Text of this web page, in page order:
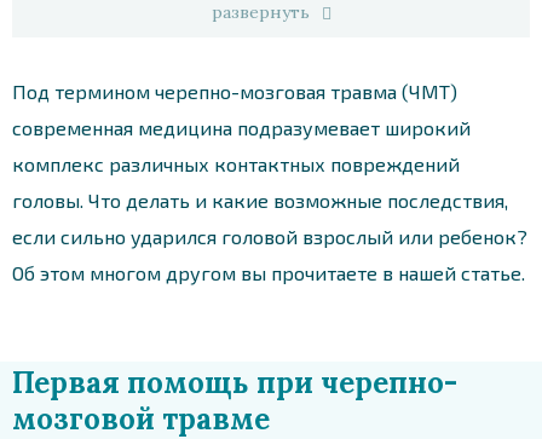
развернуть
Под термином черепно-мозговая травма (ЧМТ)
современная медицина подразумевает широкий
комплекс различных контактных повреждений
головы. Что делать и какие возможные последствия,
если сильно ударился головой взрослый или ребенок?
Об этом многом другом вы прочитаете в нашей статье.
Первая помощь при черепно-
мозговой травме